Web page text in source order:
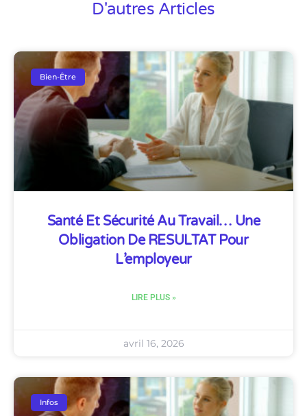
D'autres Articles
Bien-Être
Santé Et Sécurité Au Travail… Une
Obligation De RESULTAT Pour
L’employeur
LIRE PLUS »
avril 16, 2026
Infos